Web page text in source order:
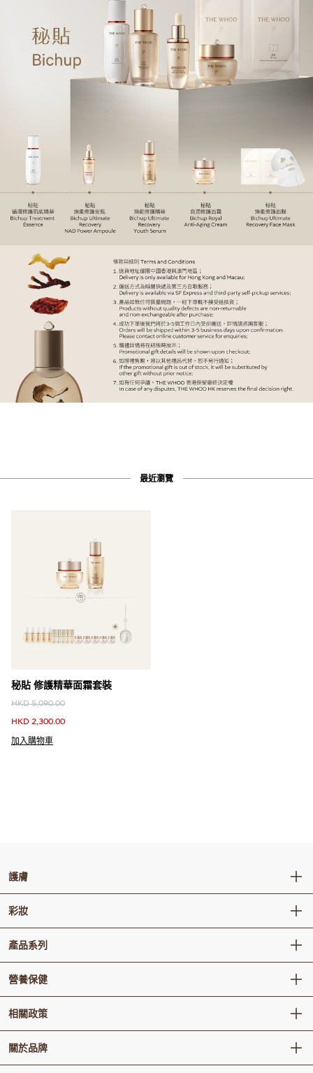
最近瀏覽
秘貼 修護精華面霜套裝
HKD 5,090.00
HKD 2,300.00
加入購物車
護膚
卸妝 / 潔顔
肌底精華
水乳
面霜
特別護理
防曬護理
彩妝
面部彩妝
唇部彩妝
產品系列
秘貼
還幼
天率丹
津率享
營養保健
Vital Garden 生活精元
相關政策
銷售條款
退貨政策
關於品牌